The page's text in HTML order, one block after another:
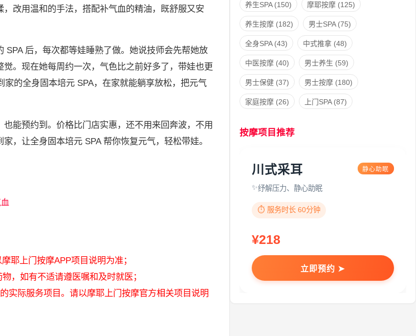
改用温和的手法，搭配补气血的精油，既舒服又安
SPA 后，每次都等娃睡熟了做。她说技师会先帮她放
。现在她每周约一次，气色比之前好多了，带娃也更
的全身固本培元 SPA，在家就能躺享放松，把元气
能预约到。价格比门店实惠，还不用来回奔波，不用
，让全身固本培元 SPA 帮你恢复元气，轻松带娃。
耶上门按摩APP项目说明为准；
，如有不适请遵医嘱和及时就医；
实际服务项目。请以摩耶上门按摩官方相关项目说明
养生SPA(150) 摩耶按摩(125)
养生按摩(182) 男士SPA(75)
全身SPA(43) 中式推拿(48)
中医按摩(40) 男士养生 (59)
男士保健(37) 男士按摩(180)
家庭按摩(26) 上门SPA(87)
按摩项目推荐
川式采耳 静心助眠
纾解压力、静心助眠
⏱️ 服务时长 60分钟
¥218
立即预约 ➤